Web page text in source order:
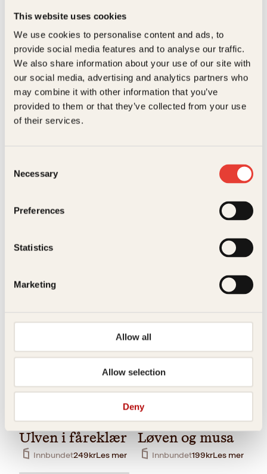
This website uses cookies
We use cookies to personalise content and ads, to
provide social media features and to analyse our traffic.
We also share information about your use of our site with
our social media, advertising and analytics partners who
may combine it with other information that you’ve
provided to them or that they’ve collected from your use
of their services.
Selection
Necessary
Preferences
Statistics
Marketing
Allow all
Allow selection
Deny
Gutten som
ropte ulv, ulv
kranglesyke
sønnene
Innbundet199kr Les mer
ÆsopBendik Kaltenborn,
Anne B. Ragde
selskapshunden
ÆsopBendik Kaltenborn,
Ulven i fåreklær
Innbundet249krLes mer
ÆsopBendik Kaltenborn,
Løven og musa
Innbundet199krLes mer